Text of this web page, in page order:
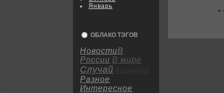
Январь
ОБЛАКО ТЭГОВ
НовостиВ
России В мире
Случай
Разное
Интересное
<